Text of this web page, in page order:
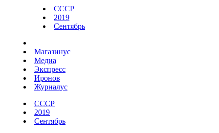
СССР
2019
Сентябрь
Магазинус
Медиа
Экспресс
Иронов
Журналус
СССР
2019
Сентябрь